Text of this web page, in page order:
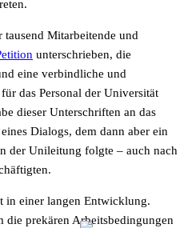
tausend Mitarbeitende und
unterschrieben, die
eine verbindliche und
das Personal der Universität
dieser Unterschriften an das
Dialogs, dem dann aber ein
der Unileitung folgte – auch nach
in einer langen Entwicklung.
die prekären Arbeitsbedingungen